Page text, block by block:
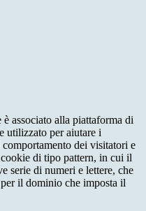
associato alla piattaforma di
utilizzato per aiutare i
dei visitatori e
di tipo pattern, in cui il
serie di numeri e lettere, che
il dominio che imposta il